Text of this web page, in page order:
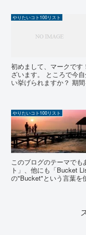
やりたいコト100リスト
初めまして、マークです！ ブログを見に来てくださりありがとう
ざいます。 ところで今自分がやりたいことって何ですか？何個くら
い挙げられますか？ 期間を一生のうちとして100個挙げてくださいと
やりたいコト100リスト
このブログのテーマで
ト」、他にも「Bucket List
の"Bucket"という言葉